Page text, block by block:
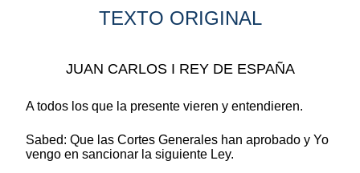
TEXTO ORIGINAL
JUAN CARLOS I REY DE ESPAÑA
A todos los que la presente vieren y entendieren.
Sabed: Que las Cortes Generales han aprobado y Yo
vengo en sancionar la siguiente Ley.